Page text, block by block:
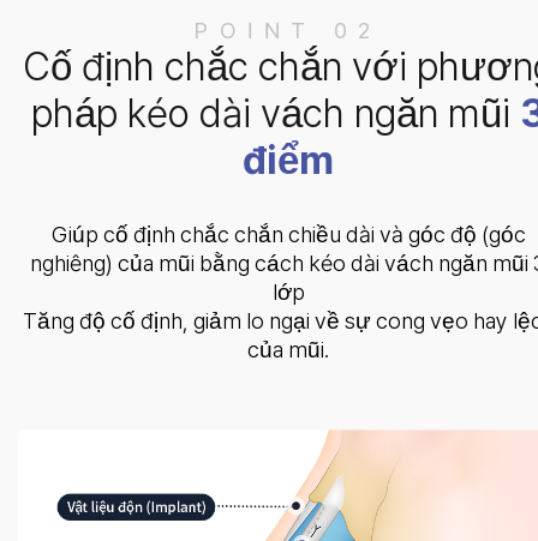
POINT 02
Cố định chắc chắn với
pháp kéo dài vách ngăn mũi
điểm
Giúp cố định chắc chắn chiều dài và góc độ (góc
nghiêng) của mũi bằng cách kéo dài vách ngăn mũi
lớp
Tăng độ cố định, giảm lo ngại về sự cong vẹo hay
của mũi.